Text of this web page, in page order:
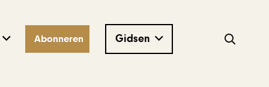
Abonneren Gidsen